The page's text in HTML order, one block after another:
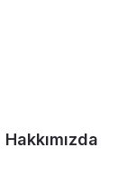
Hakkımızda